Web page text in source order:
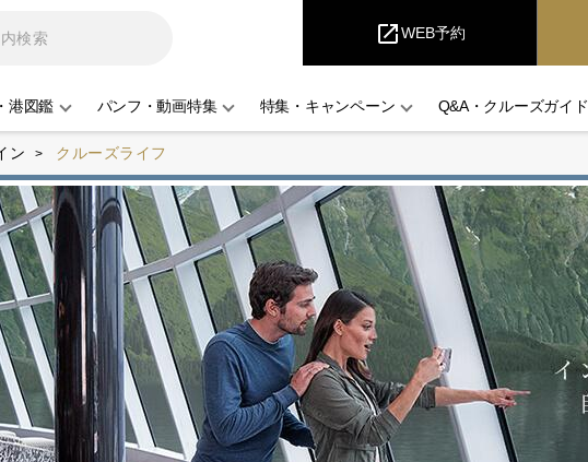
open_in_newWEB予約
港図鑑 パンフ・動画特集 特集・キャンペーン Q&A・クルーズガイド
ン クルーズライフ